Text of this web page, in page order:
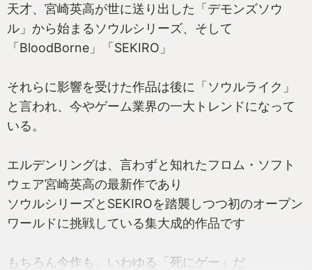
天才、宮崎英高が世に送り出した「デモンズソウ
ル」から始まるソウルシリーズ、そして
「BloodBorne」「SEKIRO」
それらに影響を受けた作品は後に「ソウルライク」
と言われ、今やゲーム業界の一大トレンドになって
いる。
エルデンリングは、言わずと知れたフロム・ソフト
ウェア宮崎英高の最新作であり
ソウルシリーズとSEKIROを踏襲しつつ初のオープン
ワールドに挑戦している集大成的作品です
もちろん今作も、いわゆる「死にゲー」だ